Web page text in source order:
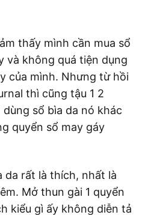
thấy mình cần mua sổ
và không quá tiện dụng
của mình. Nhưng từ hồi
thì cũng tậu 1 2
sổ bìa da nó khác
quyển sổ may gáy
da rất là thích, nhất là
Mở thun gài 1 quyển
kiểu gì ấy không diễn tả